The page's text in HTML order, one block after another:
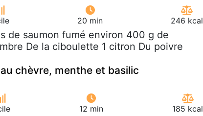
20 min 246 kcal
de saumon fumé environ 400 g de
De la ciboulette 1 citron Du poivre
chèvre, menthe et basilic
12 min 185 kcal